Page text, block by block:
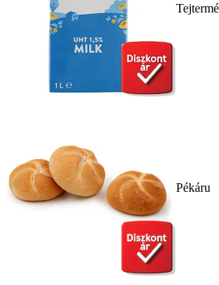
Pékáru